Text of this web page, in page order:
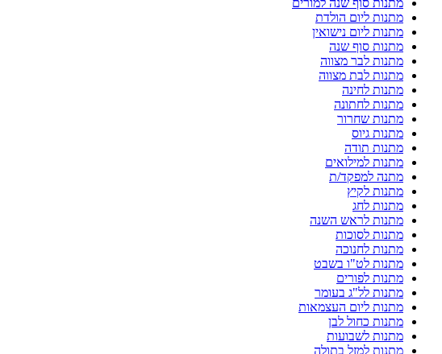
מתנות סוף שנה למורים
מתנות ליום הולדת
מתנות ליום נישואין
מתנות סוף שנה
מתנות לבר מצווה
מתנות לבת מצווה
מתנות לחינה
מתנות לחתונה
מתנות שחרור
מתנות גיוס
מתנות תודה
מתנות למילואים
מתנה למפקד/ת
מתנות לקיץ
מתנות לחג
מתנות לראש השנה
מתנות לסוכות
מתנות לחנוכה
מתנות לט"ו בשבט
מתנות לפורים
מתנות לל"ג בעומר
מתנות ליום העצמאות
מתנות כחול לבן
מתנות לשבועות
מתנות למזל בתולה